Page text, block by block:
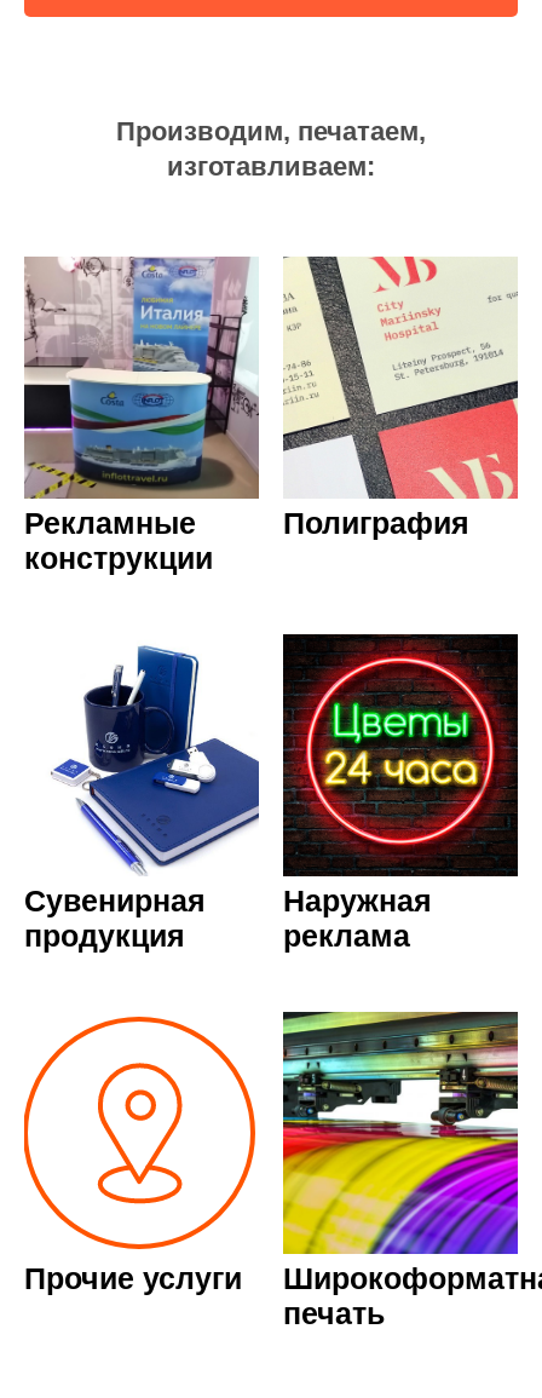
Производим, печатаем,
изготавливаем:
Рекламные
конструкции
Полиграфия
Сувенирная
продукция
Наружная
реклама
Прочие услуги
печать